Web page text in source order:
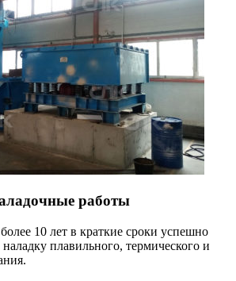
работы
10 лет в краткие сроки успешно
плавильного, термического и